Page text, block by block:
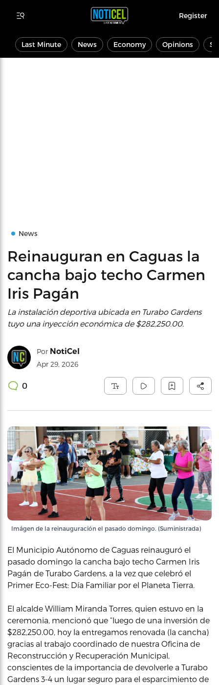
Register
Last Minute News Economy Opinions
News
Reinauguran en Caguas la
cancha bajo techo Carmen
Iris Pagán
La instalación deportiva ubicada en Turabo Gardens
tuyo una inyección económica de $282,250.00.
Por NotiCel
Apr 29, 2026
0
Imágen de la reinauguración el pasado domingo. (Suministrada)
El Municipio Autónomo de Caguas reinauguró el
pasado domingo la cancha bajo techo Carmen Iris
Pagán de Turabo Gardens, a la vez que celebró el
Primer Eco-Fest: Día Familiar por el Planeta Tierra.
El alcalde William Miranda Torres, quien estuvo en la
ceremonia, mencionó que “luego de una inversión de
$282,250.00, hoy la entregamos renovada (la cancha)
gracias al trabajo coordinado de nuestra Oficina de
Reconstrucción y Recuperación Municipal,
conscientes de la importancia de devolverle a Turabo
Gardens 3-4 un lugar seguro para el esparcimiento de